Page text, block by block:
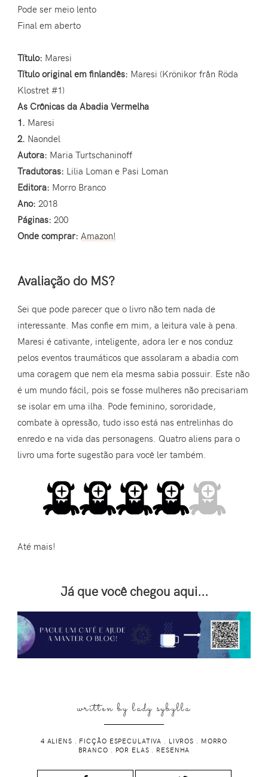
Pode ser meio lento
Final em aberto
Título: Maresi
Título original em finlandês: Maresi (Krönikor från Röda
Klostret #1)
As Crônicas da Abadia Vermelha
1. Maresi
2. Naondel
Autora: Maria Turtschaninoff
Tradutoras: Lilia Loman e‎ Pasi Loman
Editora: Morro Branco
Ano: 2018
Páginas: 200
Onde comprar: Amazon!
Avaliação do MS?
Sei que pode parecer que o livro não tem nada de
interessante. Mas confie em mim, a leitura vale à pena.
Maresi é cativante, inteligente, adora ler e nos conduz
pelos eventos traumáticos que assolaram a abadia com
uma coragem que nem ela mesma sabia possuir. Este não
é um mundo fácil, pois se fosse mulheres não precisariam
se isolar em uma ilha. Pode feminino, sororidade,
combate à opressão, tudo isso está nas entrelinhas do
enredo e na vida das personagens. Quatro aliens para o
livro uma forte sugestão para você ler também.
Até mais!
Já que você chegou aqui...
written bylady sybylla
4 ALIENS FICÇÃO ESPECULATIVA LIVROS
MORRO
BRANCO
POR ELAS RESENHA